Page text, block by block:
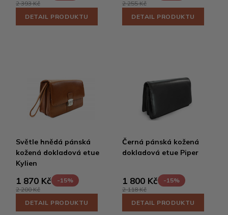
2 393 Kč
DETAIL PRODUKTU
2 255 Kč
DETAIL PRODUKTU
Světle hnědá pánská
kožená dokladová etue
Kylien
1 870 Kč
-15%
2 200 Kč
DETAIL PRODUKTU
Černá pánská kožená
dokladová etue Piper
1 800 Kč
-15%
2 118 Kč
DETAIL PRODUKTU